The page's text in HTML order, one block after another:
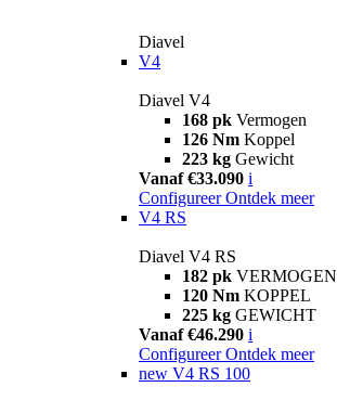
Diavel
V4
Diavel V4
168 pk Vermogen
126 Nm Koppel
223 kg Gewicht
Vanaf €33.090 i
Configureer Ontdek meer
V4 RS
Diavel V4 RS
182 pk VERMOGEN
120 Nm KOPPEL
225 kg GEWICHT
Vanaf €46.290 i
Configureer Ontdek meer
new V4 RS 100